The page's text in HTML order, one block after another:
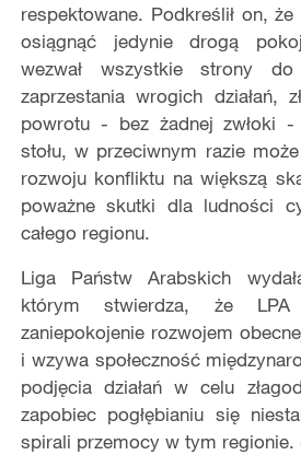
respektowane. Podkreślił on,
osiągnąć jedynie drogą
wezwał wszystkie strony do
zaprzestania wrogich działań,
powrotu - bez żadnej zwłoki -
stołu, w przeciwnym razie
rozwoju konfliktu na większą
poważne skutki dla ludności
całego regionu.
Liga Państw Arabskich
którym stwierdza, że LPA
zaniepokojenie rozwojem
i wzywa społeczność
podjęcia działań w celu
zapobiec pogłębianiu się
spirali przemocy w tym regionie.